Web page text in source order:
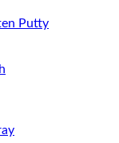
Putty